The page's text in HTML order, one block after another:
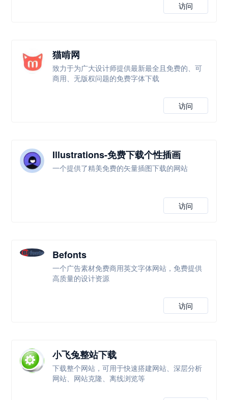
访问
猫啃网
致力于为广大设计师提供最新最全且免费的、可
商用、无版权问题的免费字体下载
访问
Illustrations-免费下载个性插画
一个提供了精美免费的矢量插图下载的网站
访问
Befonts
一个广告素材免费商用英文字体网站，免费提供
高质量的设计资源
访问
小飞兔整站下载
下载整个网站，可用于快速搭建网站、深层分析
网站、网站克隆、离线浏览等